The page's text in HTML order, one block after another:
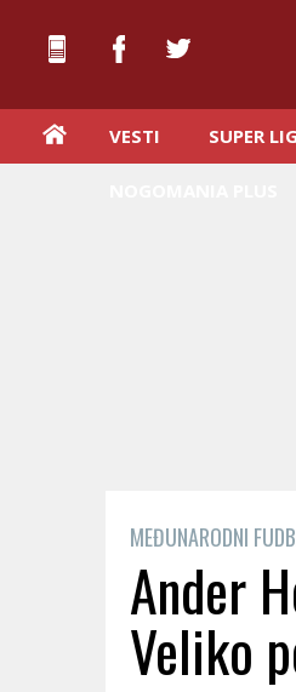
VESTI SUPER
MEĐUNARODNI
Ander
Veliko